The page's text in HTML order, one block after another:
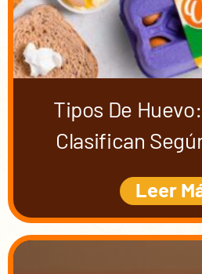
Tipos De
Clasifican
Leer